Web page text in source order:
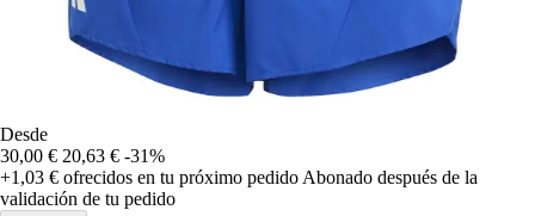
Desde
30,00 € 20,63 € -31%
+1,03 € ofrecidos en tu próximo pedido Abonado después de la
validación de tu pedido